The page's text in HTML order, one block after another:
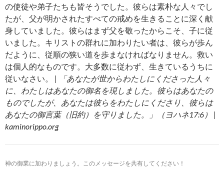
の使徒や弟子たちも皆そうでした。彼らは素朴な人々でし
たが、父が明かされたすべての戒めを生きることに深く献
身していました。彼らはまず父を敬ったからこそ、子に従
いました。キリストの群れに加わりたい者は、彼らが歩ん
だように、従順の狭い道を歩まなければなりません。救い
は個人的なものです。大多数に従わず、生きているうちに
従いなさい。 |
「あなたが世からわたしにくださった人々
に、わたしはあなたの御名を現しました。彼らはあなたの
ものでしたが、あなたは彼らをわたしにくださり、彼らは
あなたの御言葉（旧約）を守りました。」（ヨハネ17:6） |
kaminorippo.org
神の御業に加わりましょう。このメッセージを共有してください！